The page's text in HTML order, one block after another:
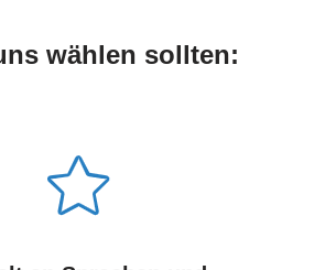
wählen sollten: